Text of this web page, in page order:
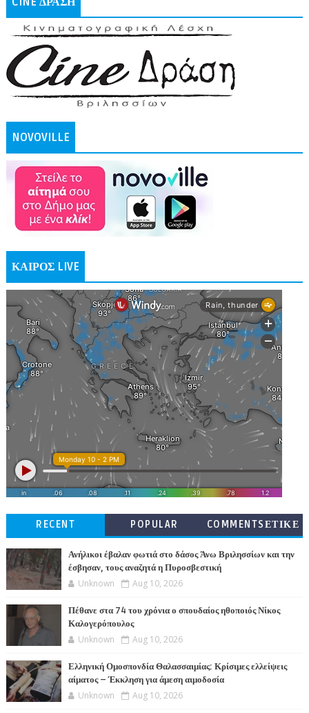
NOVOVILLE
ΚΑΙΡΟΣ LIVE
RECENT POPULAR
COMMENTSΕΤΙΚΕ
Ανήλικοι έβαλαν φωτιά στο δάσος Άνω Βριλησσίων και την
έσβησαν, τους αναζητά η Πυροσβεστική
Unknown Aug 10, 2026
Πέθανε στα 74 του χρόνια ο σπουδαίος ηθοποιός Νίκος
Καλογερόπουλος
Unknown Aug 10, 2026
Ελληνική Ομοσπονδία Θαλασσαιμίας: Κρίσιμες ελλείψεις
αίματος – Έκκληση για άμεση αιμοδοσία
Unknown Aug 10, 2026